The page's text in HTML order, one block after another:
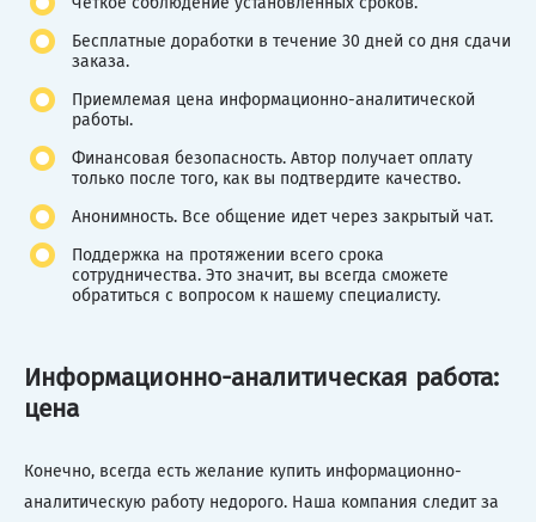
Бесплатные доработки в течение 30 дней со дня сдачи
заказа.
Приемлемая цена информационно-аналитической
работы.
Финансовая безопасность. Автор получает оплату
только после того, как вы подтвердите качество.
Анонимность. Все общение идет через закрытый чат.
Поддержка на протяжении всего срока
сотрудничества. Это значит, вы всегда сможете
обратиться с вопросом к нашему специалисту.
Информационно-аналитическая работа:
цена
Конечно, всегда есть желание купить информационно-
аналитическую работу недорого. Наша компания следит за